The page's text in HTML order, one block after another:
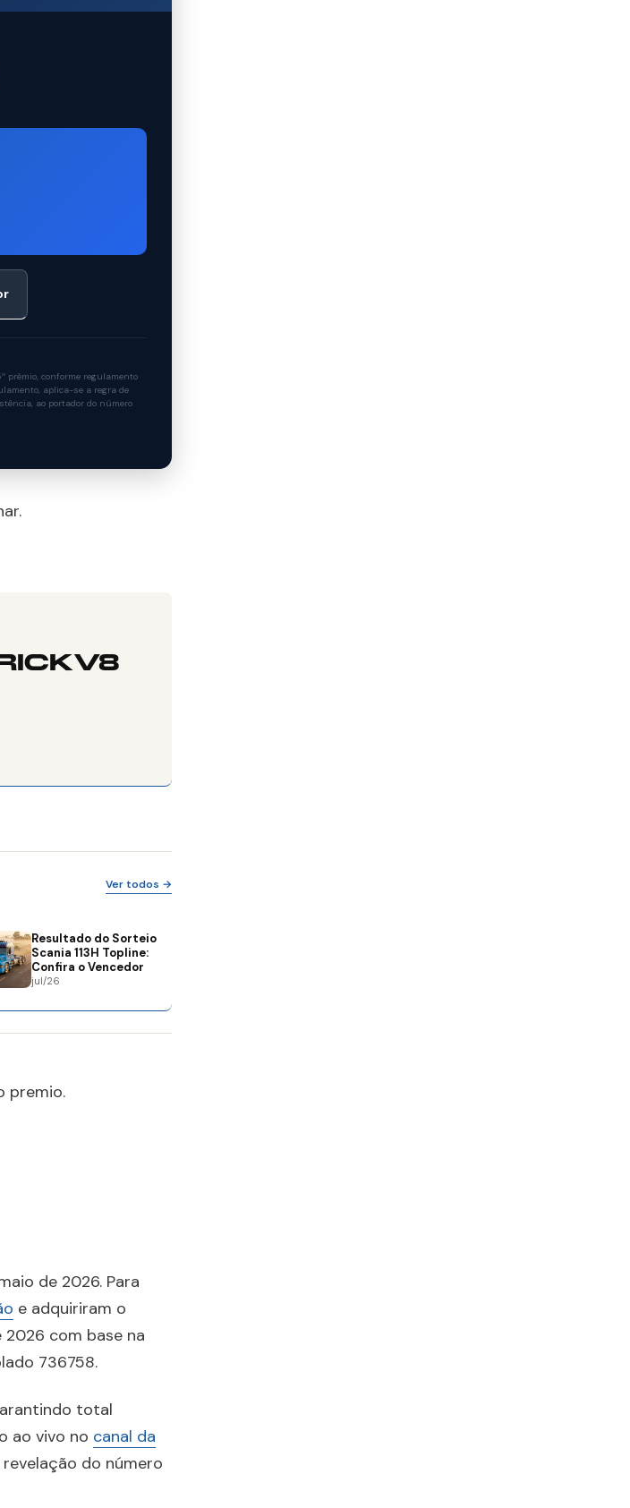
prêmio, conforme regulamento
aplica-se a regra de
ao portador do número
V8
Ver todos →
Resultado do Sorteio
Scania 113H Topline:
Confira o Vencedor
jul/26
premio.
de 2026. Para
e adquiriram o
com base na
736758.
total
ao vivo no canal da
do número